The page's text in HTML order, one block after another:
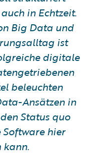
in Echtzeit.
Big Data und
ist
digitale
beleuchten
Ansätzen in
Status quo
Software hier
kann.